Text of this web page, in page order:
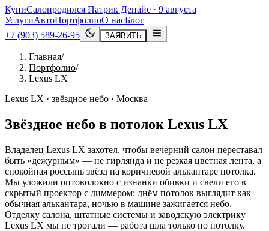
КупиСалонродился Патрик Депайе · 9 августа
УслугиАвтоПортфолиоО насБлог
+7 (903) 589-26-95
ЗАЯВИТЬ
Главная/
Портфолио/
Lexus LX
Lexus LX · звёздное небо · Москва
Звёздное небо в потолок Lexus LX
Владелец Lexus LX захотел, чтобы вечерний салон переставал
быть «дежурным» — не гирлянда и не резкая цветная лента, а
спокойная россыпь звёзд на коричневой алькантаре потолка.
Мы уложили оптоволокно с изнанки обивки и свели его в
скрытый проектор с диммером: днём потолок выглядит как
обычная алькантара, ночью в машине зажигается небо.
Отделку салона, штатные системы и заводскую электрику
Lexus LX мы не трогали — работа шла только по потолку.